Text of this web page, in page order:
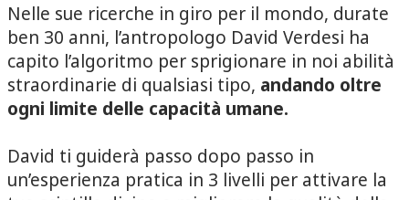
Nelle sue ricerche in giro per il mondo, durate
ben 30 anni, l’antropologo David Verdesi ha
capito l’algoritmo per sprigionare in noi abilità
straordinarie di qualsiasi tipo, andando oltre
ogni limite delle capacità umane.
David ti guiderà passo dopo passo in
un’esperienza pratica in 3 livelli per attivare la